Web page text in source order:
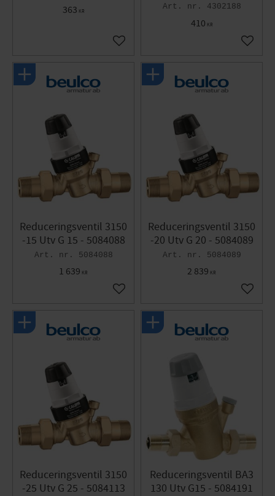
363 KR
Gem som favorit
4302188
410 KR
Gem
Reduceringsventil 3150
-15 Utv G 15 - 5084088
5084088
1 639 KR
Gem som favorit
Reduceringsventil 3150
-20 Utv G 20 - 5084089
5084089
2 839 KR
Gem
Reduceringsventil 3150
-25 Utv G 25 - 5084113
Reduceringsventil BA3
130 Utv G15 - 5084191